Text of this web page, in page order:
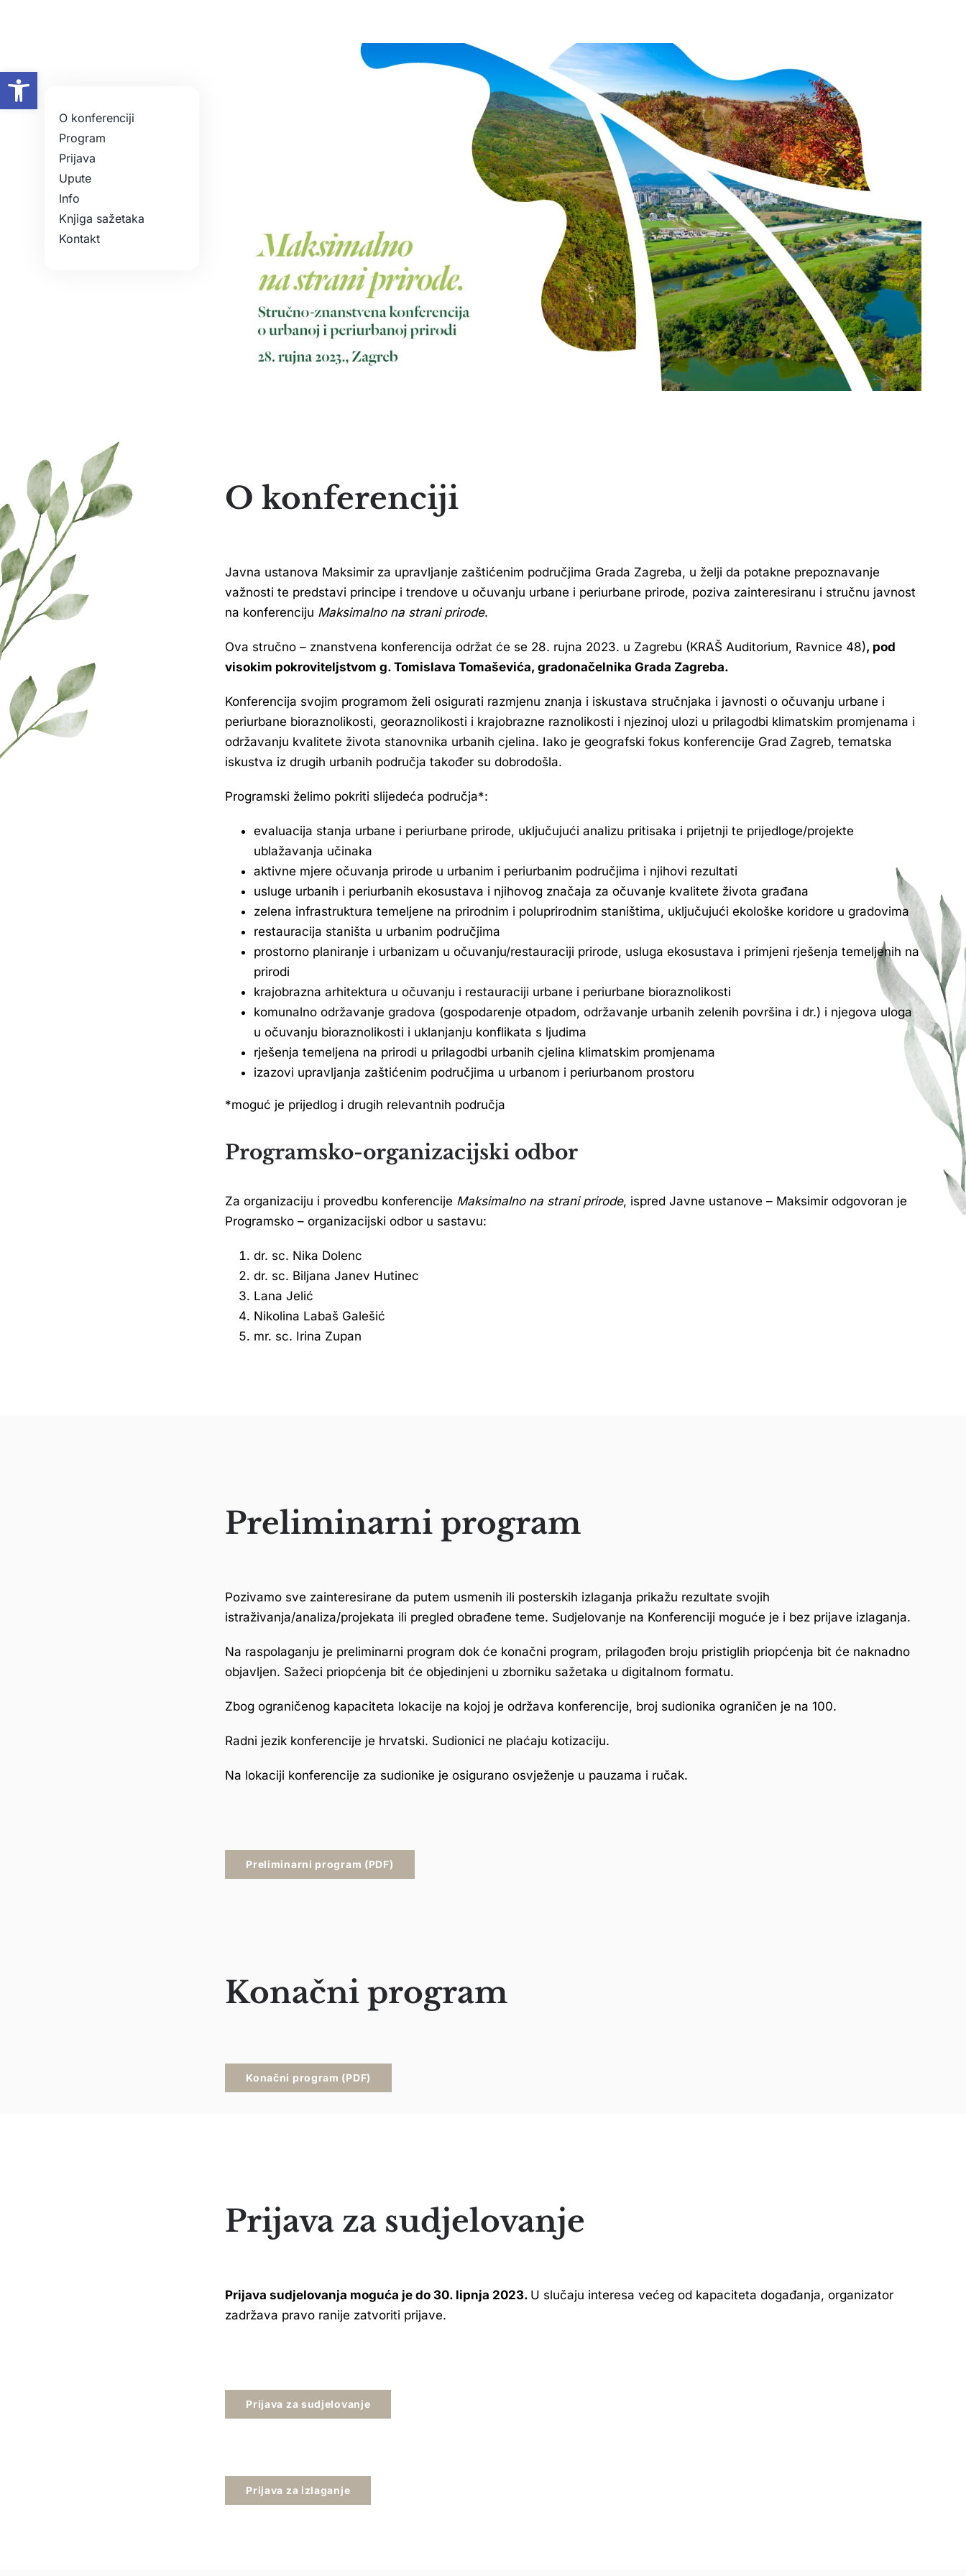
Open toolbar
O konferenciji
Program
Prijava
Upute
Info
Knjiga sažetaka
Kontakt
O konferenciji
Javna ustanova Maksimir za upravljanje zaštićenim područjima Grada Zagreba, u želji da potakne prepoznavanje
važnosti te predstavi principe i trendove u očuvanju urbane i periurbane prirode, poziva zainteresiranu i stručnu javnost
na konferenciju Maksimalno na strani prirode.
Ova stručno – znanstvena konferencija održat će se 28. rujna 2023. u Zagrebu (KRAŠ Auditorium, Ravnice 48), pod
visokim pokroviteljstvom g. Tomislava Tomaševića, gradonačelnika Grada Zagreba.
Konferencija svojim programom želi osigurati razmjenu znanja i iskustava stručnjaka i javnosti o očuvanju urbane i
periurbane bioraznolikosti, georaznolikosti i krajobrazne raznolikosti i njezinoj ulozi u prilagodbi klimatskim promjenama i
održavanju kvalitete života stanovnika urbanih cjelina. Iako je geografski fokus konferencije Grad Zagreb, tematska
iskustva iz drugih urbanih područja također su dobrodošla.
Programski želimo pokriti slijedeća područja*:
evaluacija stanja urbane i periurbane prirode, uključujući analizu pritisaka i prijetnji te prijedloge/projekte
ublažavanja učinaka
aktivne mjere očuvanja prirode u urbanim i periurbanim područjima i njihovi rezultati
usluge urbanih i periurbanih ekosustava i njihovog značaja za očuvanje kvalitete života građana
zelena infrastruktura temeljene na prirodnim i poluprirodnim staništima, uključujući ekološke koridore u gradovima
restauracija staništa u urbanim područjima
prostorno planiranje i urbanizam u očuvanju/restauraciji prirode, usluga ekosustava i primjeni rješenja temeljenih na
prirodi
krajobrazna arhitektura u očuvanju i restauraciji urbane i periurbane bioraznolikosti
komunalno održavanje gradova (gospodarenje otpadom, održavanje urbanih zelenih površina i dr.) i njegova uloga
u očuvanju bioraznolikosti i uklanjanju konflikata s ljudima
rješenja temeljena na prirodi u prilagodbi urbanih cjelina klimatskim promjenama
izazovi upravljanja zaštićenim područjima u urbanom i periurbanom prostoru
*moguć je prijedlog i drugih relevantnih područja
Programsko-organizacijski odbor
Za organizaciju i provedbu konferencije Maksimalno na strani prirode, ispred Javne ustanove – Maksimir odgovoran je
Programsko – organizacijski odbor u sastavu:
dr. sc. Nika Dolenc
dr. sc. Biljana Janev Hutinec
Lana Jelić
Nikolina Labaš Galešić
mr. sc. Irina Zupan
Preliminarni program
Pozivamo sve zainteresirane da putem usmenih ili posterskih izlaganja prikažu rezultate svojih
istraživanja/analiza/projekata ili pregled obrađene teme. Sudjelovanje na Konferenciji moguće je i bez prijave izlaganja.
Na raspolaganju je preliminarni program dok će konačni program, prilagođen broju pristiglih priopćenja bit će naknadno
objavljen. Sažeci priopćenja bit će objedinjeni u zborniku sažetaka u digitalnom formatu.
Zbog ograničenog kapaciteta lokacije na kojoj je održava konferencije, broj sudionika ograničen je na 100.
Radni jezik konferencije je hrvatski. Sudionici ne plaćaju kotizaciju.
Na lokaciji konferencije za sudionike je osigurano osvježenje u pauzama i ručak.
Preliminarni program (PDF)
Konačni program
Konačni program (PDF)
Prijava za sudjelovanje
Prijava sudjelovanja moguća je do 30. lipnja 2023. U slučaju interesa većeg od kapaciteta događanja, organizator
zadržava pravo ranije zatvoriti prijave.
Prijava za sudjelovanje
Prijava za izlaganje